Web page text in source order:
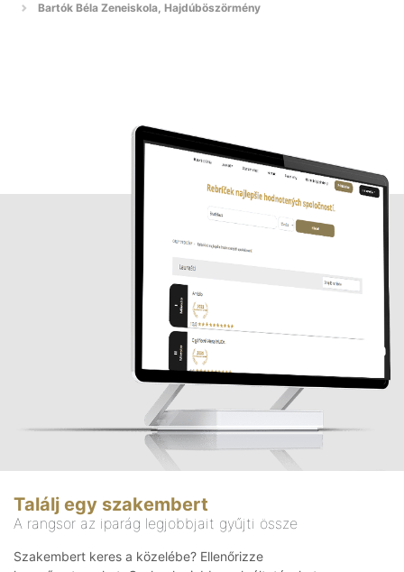
Bartók Béla Zeneiskola, Hajdúböszörmény
Találj egy szakembert
A rangsor az iparág legjobbjait gyűjti össze
Szakembert keres a közelébe? Ellenőrizze